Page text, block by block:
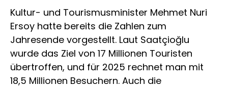
Kultur- und Tourismusminister Mehmet Nuri
Ersoy hatte bereits die Zahlen zum
Jahresende vorgestellt. Laut Saatçioğlu
wurde das Ziel von 17 Millionen Touristen
übertroffen, und für 2025 rechnet man mit
18,5 Millionen Besuchern. Auch die